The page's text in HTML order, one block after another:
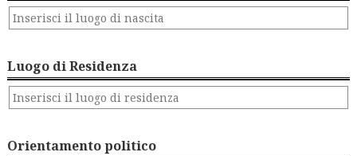
Luogo di Residenza
Orientamento politico